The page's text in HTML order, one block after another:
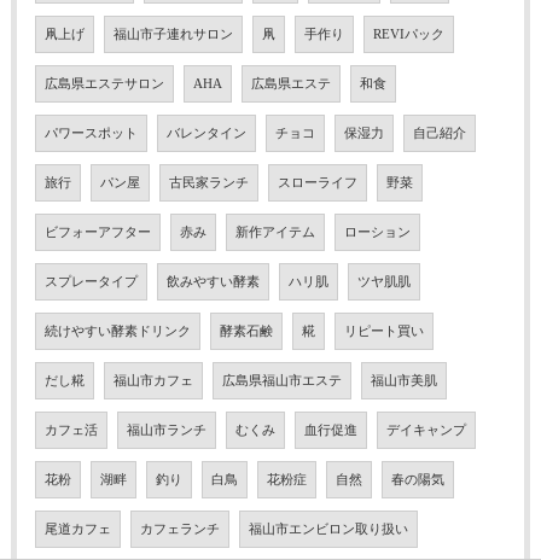
凧上げ 福山市子連れサロン 凧 手作り REVIパック
広島県エステサロン AHA 広島県エステ 和食
パワースポット バレンタイン チョコ 保湿力 自己紹介
旅行 パン屋 古民家ランチ スローライフ 野菜
ビフォーアフター 赤み 新作アイテム ローション
スプレータイプ 飲みやすい酵素 ハリ肌 ツヤ肌肌
続けやすい酵素ドリンク 酵素石鹸 糀 リピート買い
だし糀 福山市カフェ 広島県福山市エステ 福山市美肌
カフェ活 福山市ランチ むくみ 血行促進 デイキャンプ
花粉 湖畔 釣り 白鳥 花粉症 自然 春の陽気
尾道カフェ カフェランチ 福山市エンビロン取り扱い